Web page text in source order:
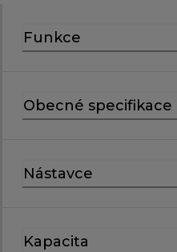
Funkce
Obecné specifikace
Nástavce
Kapacita